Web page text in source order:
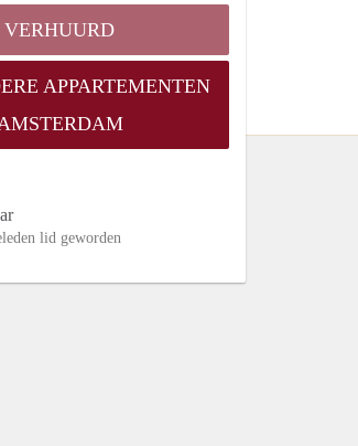
VERHUURD
APPARTEMENTEN
lid geworden